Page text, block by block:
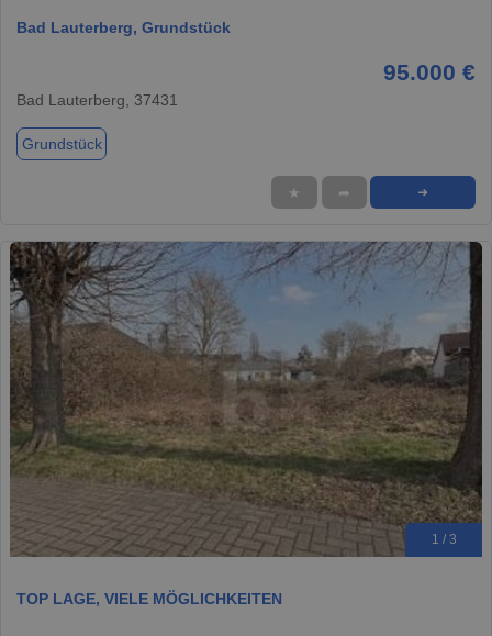
Bad Lauterberg, Grundstück
95.000 €
Bad Lauterberg, 37431
Grundstück
★ ➦ ➜
1 / 3
TOP LAGE, VIELE MÖGLICHKEITEN